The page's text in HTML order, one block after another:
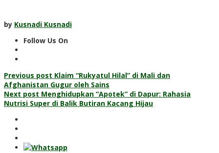
by Kusnadi Kusnadi
Follow Us On
Post
navigation
Previous post Klaim “Rukyatul Hilal” di Mali dan
Afghanistan Gugur oleh Sains
Next post Menghidupkan “Apotek” di Dapur: Rahasia
Nutrisi Super di Balik Butiran Kacang Hijau